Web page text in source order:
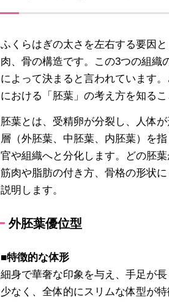
ふくらはぎの太さを左右する要因
肉、骨の構造です。この3つの組織
によって決まると言われています
における「胚葉」の考え方を知るこ
胚葉とは、受精卵が分裂し、人体
層（外胚葉、中胚葉、内胚葉）を
官や組織へと分化します。どの胚
筋肉や脂肪の付き方、骨格の形状
説明します。
外胚葉優位型
■特徴的な体形
細身で華奢な印象を与え、手足が
少なく、全体的にスリムな体型が特